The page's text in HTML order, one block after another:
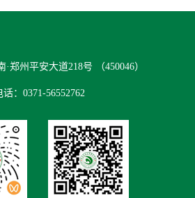
·郑州平安大道218号 （450046）
话：0371-56552762